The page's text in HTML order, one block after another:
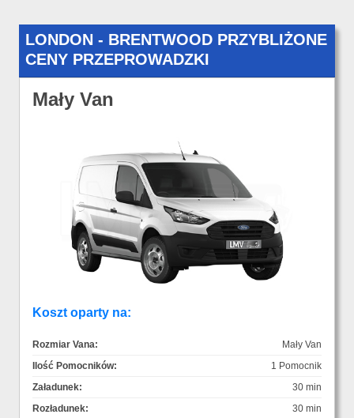
LONDON - BRENTWOOD PRZYBLIŻONE
CENY PRZEPROWADZKI
Mały Van
Koszt oparty na:
Rozmiar Vana:
Mały Van
Ilość Pomocników:
1 Pomocnik
Załadunek:
30 min
Rozładunek:
30 min